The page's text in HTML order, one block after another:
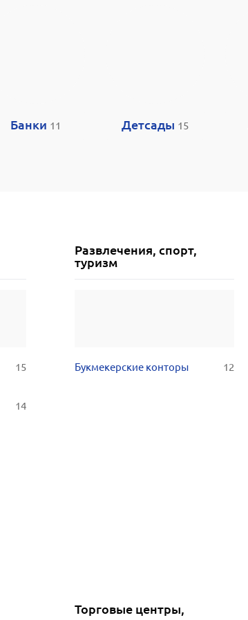
Банки 11 Детсады 15
15
14
Развлечения, спорт,
туризм
Букмекерские конторы 12
Торговые центры,